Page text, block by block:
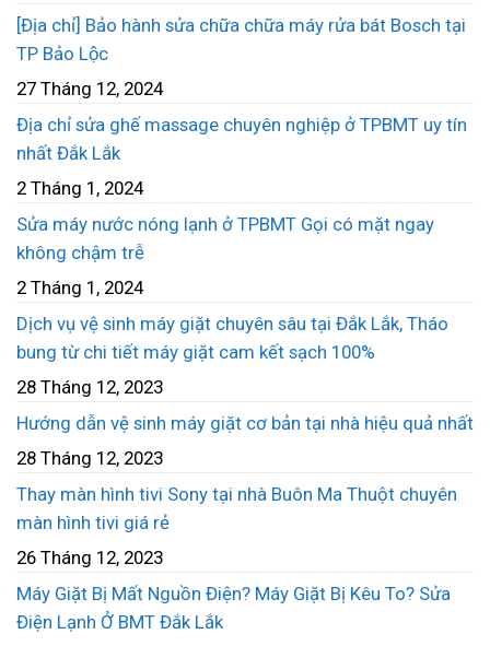
[Địa chỉ] Bảo hành sửa chữa chữa máy rửa bát Bosch tại
TP Bảo Lộc
27 Tháng 12, 2024
Địa chỉ sửa ghế massage chuyên nghiệp ở TPBMT uy tín
nhất Đắk Lắk
2 Tháng 1, 2024
Sửa máy nước nóng lạnh ở TPBMT Gọi có mặt ngay
không chậm trễ
2 Tháng 1, 2024
Dịch vụ vệ sinh máy giặt chuyên sâu tại Đắk Lắk, Tháo
bung từ chi tiết máy giặt cam kết sạch 100%
28 Tháng 12, 2023
Hướng dẫn vệ sinh máy giặt cơ bản tại nhà hiệu quả nhất
28 Tháng 12, 2023
Thay màn hình tivi Sony tại nhà Buôn Ma Thuột chuyên
màn hình tivi giá rẻ
26 Tháng 12, 2023
Máy Giặt Bị Mất Nguồn Điện? Máy Giặt Bị Kêu To? Sửa
Điện Lạnh Ở BMT Đắk Lắk